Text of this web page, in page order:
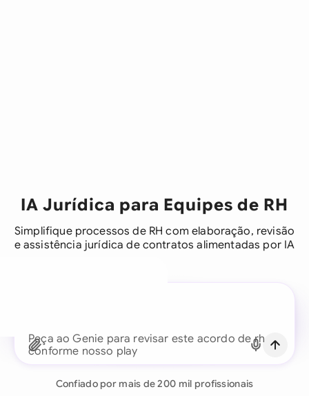
IA Jurídica para Equipes de RH
Simplifique processos de RH com elaboração, revisão
e assistência jurídica de contratos alimentadas por IA
Peça ao Genie para revisar este acordo de rh
conforme nosso playbook...
Confiado por mais de 200 mil profissionais
Continuar com email
Já tem uma conta? Fazer login